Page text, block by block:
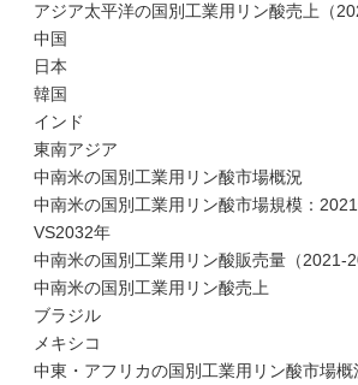
アジア太平洋の国別工業用リン酸売上（
中国
日本
韓国
インド
東南アジア
中南米の国別工業用リン酸市場概況
中南米の国別工業用リン酸市場規模：
VS2032年
中南米の国別工業用リン酸販売量（2021-
中南米の国別工業用リン酸売上
ブラジル
メキシコ
中東・アフリカの国別工業用リン酸市場概